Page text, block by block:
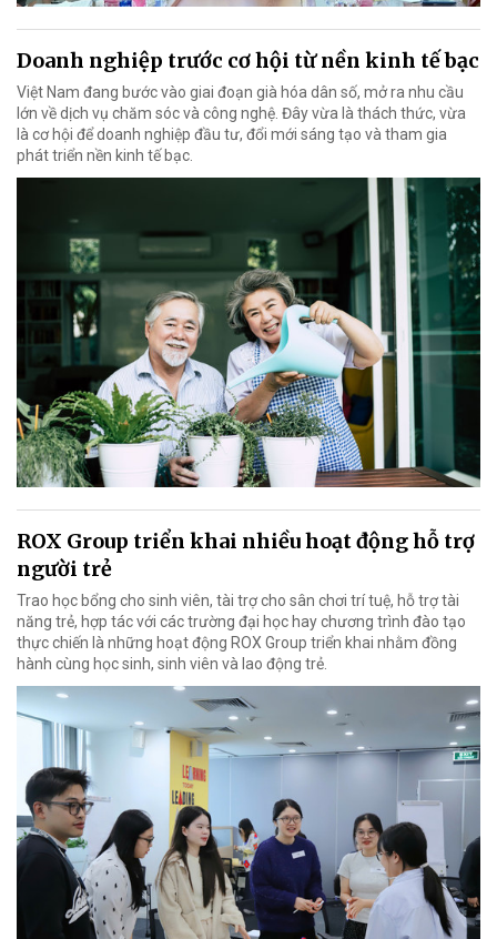
Doanh nghiệp trước cơ hội từ nền kinh tế bạc
Việt Nam đang bước vào giai đoạn già hóa dân số, mở ra nhu cầu
lớn về dịch vụ chăm sóc và công nghệ. Đây vừa là thách thức, vừa
là cơ hội để doanh nghiệp đầu tư, đổi mới sáng tạo và tham gia
phát triển nền kinh tế bạc.
ROX Group triển khai nhiều hoạt động hỗ trợ
người trẻ
Trao học bổng cho sinh viên, tài trợ cho sân chơi trí tuệ, hỗ trợ tài
năng trẻ, hợp tác với các trường đại học hay chương trình đào tạo
thực chiến là những hoạt động ROX Group triển khai nhằm đồng
hành cùng học sinh, sinh viên và lao động trẻ.